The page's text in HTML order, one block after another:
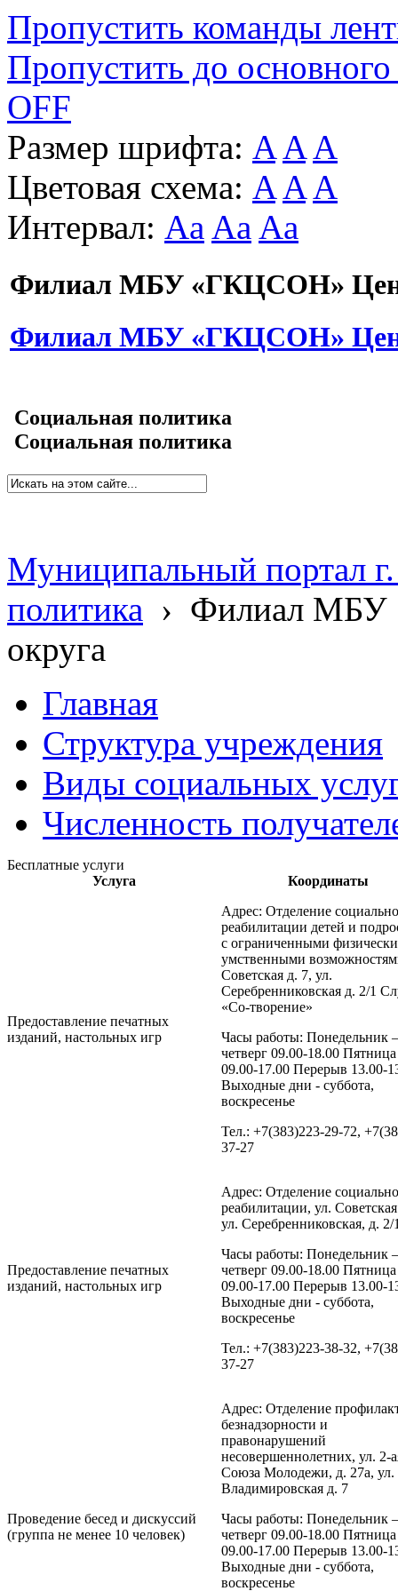
Пропустить команды
Пропустить до основного
OFF
Размер шрифта: A A A
Цветовая схема: A A A
Интервал: Aa Aa Aa
Филиал МБУ «ГКЦСОН»
Филиал МБУ «ГКЦСОН»
Социальная политика
Социальная политика
Муниципальный портал
политика › Филиал МБУ
округа
Главная
Структура учреждения
Виды социальных
Численность
Бесплатные услуги
Услуга
Координаты
Предоставление печатных
изданий, настольных игр
Адрес: Отделение
реабилитации детей и
с ограниченными
умственными
Советская д. 7, ул.
Серебренниковская д. 2/1
«Со-творение»
Часы работы: Понедельник –
четверг 09.00-18.00 Пятница
09.00-17.00 Перерыв 13.00-
Выходные дни - суббота,
воскресенье
Тел.: +7(383)223-29-72,
37-27
Предоставление печатных
изданий, настольных игр
Адрес: Отделение
реабилитации, ул.
ул. Серебренниковская, д. 2/
Часы работы: Понедельник –
четверг 09.00-18.00 Пятница
09.00-17.00 Перерыв 13.00-
Выходные дни - суббота,
воскресенье
Тел.: +7(383)223-38-32,
37-27
Проведение бесед и дискуссий
(группа не менее 10 человек)
Адрес: Отделение
безнадзорности и
правонарушений
несовершеннолетних, ул. 2-
Союза Молодежи, д. 27а, ул.
Владимировская д. 7
Часы работы: Понедельник –
четверг 09.00-18.00 Пятница
09.00-17.00 Перерыв 13.00-
Выходные дни - суббота,
воскресенье